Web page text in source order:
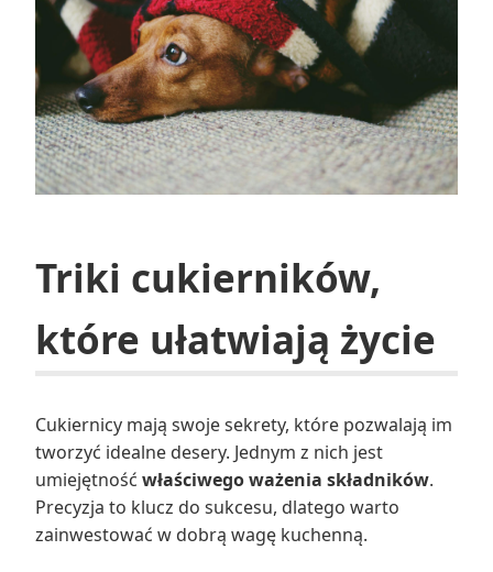
Triki cukierników,
które ułatwiają życie
Cukiernicy mają swoje sekrety, które pozwalają im
tworzyć idealne desery. Jednym z nich jest
umiejętność właściwego ważenia składników.
Precyzja to klucz do sukcesu, dlatego warto
zainwestować w dobrą wagę kuchenną.